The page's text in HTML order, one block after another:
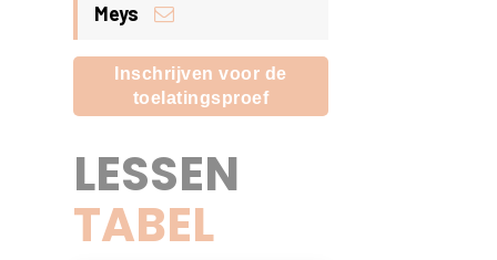
Meys
Inschrijven voor de
toelatingsproef
LESSEN
TABEL